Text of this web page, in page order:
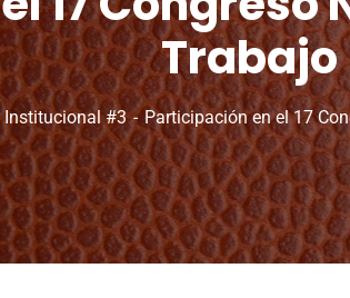
Trabajo
Institucional #3 Participación en el 17